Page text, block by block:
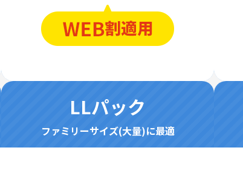
LLパック
ファミリーサイズ(大量)に最適